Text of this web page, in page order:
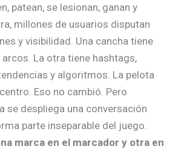
patean, se lesionan, ganan y
millones de usuarios disputan
y visibilidad. Una cancha tiene
arcos. La otra tiene hashtags,
y algoritmos. La pelota
Eso no cambió. Pero
se despliega una conversación
parte inseparable del juego.
marca en el marcador y otra en